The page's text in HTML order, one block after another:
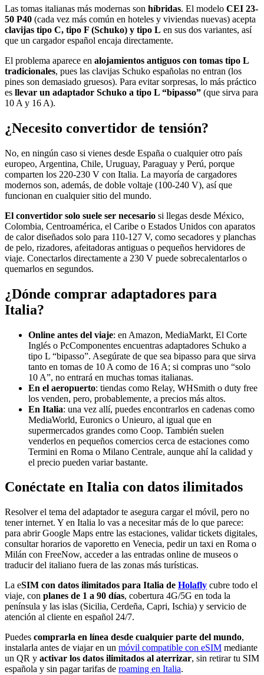
Las tomas italianas más modernas son híbridas. El modelo CEI 23-
50 P40 (cada vez más común en hoteles y viviendas nuevas) acepta
clavijas tipo C, tipo F (Schuko) y tipo L en sus dos variantes, así
que un cargador español encaja directamente.
El problema aparece en alojamientos antiguos con tomas tipo L
tradicionales, pues las clavijas Schuko españolas no entran (los
pines son demasiado gruesos). Para evitar sorpresas, lo más práctico
es llevar un adaptador Schuko a tipo L “bipasso” (que sirva para
10 A y 16 A).
¿Necesito convertidor de tensión?
No, en ningún caso si vienes desde España o cualquier otro país
europeo, Argentina, Chile, Uruguay, Paraguay y Perú, porque
comparten los 220-230 V con Italia. La mayoría de cargadores
modernos son, además, de doble voltaje (100-240 V), así que
funcionan en cualquier sitio del mundo.
El convertidor solo suele ser necesario si llegas desde México,
Colombia, Centroamérica, el Caribe o Estados Unidos con aparatos
de calor diseñados solo para 110-127 V, como secadores y planchas
de pelo, rizadores, afeitadoras antiguas o pequeños hervidores de
viaje. Conectarlos directamente a 230 V puede sobrecalentarlos o
quemarlos en segundos.
¿Dónde comprar adaptadores para
Italia?
Online antes del viaje: en Amazon, MediaMarkt, El Corte
Inglés o PcComponentes encuentras adaptadores Schuko a
tipo L “bipasso”. Asegúrate de que sea bipasso para que sirva
tanto en tomas de 10 A como de 16 A; si compras uno “solo
10 A”, no entrará en muchas tomas italianas.
En el aeropuerto: tiendas como Relay, WHSmith o duty free
los venden, pero, probablemente, a precios más altos.
En Italia: una vez allí, puedes encontrarlos en cadenas como
MediaWorld, Euronics o Unieuro, al igual que en
supermercados grandes como Coop. También suelen
venderlos en pequeños comercios cerca de estaciones como
Termini en Roma o Milano Centrale, aunque ahí la calidad y
el precio pueden variar bastante.
Conéctate en Italia con datos ilimitados
Resolver el tema del adaptador te asegura cargar el móvil, pero no
tener internet. Y en Italia lo vas a necesitar más de lo que parece:
para abrir Google Maps entre las estaciones, validar tickets digitales,
consultar horarios de vaporetto en Venecia, pedir un taxi en Roma o
Milán con FreeNow, acceder a las entradas online de museos o
traducir del italiano fuera de las zonas más turísticas.
La eSIM con datos ilimitados para Italia de Holafly cubre todo el
viaje, con planes de 1 a 90 días, cobertura 4G/5G en toda la
península y las islas (Sicilia, Cerdeña, Capri, Ischia) y servicio de
atención al cliente en español 24/7.
Puedes comprarla en línea desde cualquier parte del mundo,
instalarla antes de viajar en un móvil compatible con eSIM mediante
un QR y activar los datos ilimitados al aterrizar, sin retirar tu SIM
española y sin pagar tarifas de roaming en Italia.